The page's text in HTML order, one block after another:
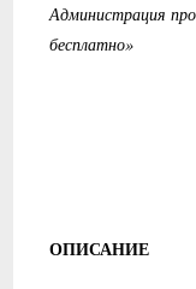
Администрация
бесплатно»
ОПИСАНИЕ